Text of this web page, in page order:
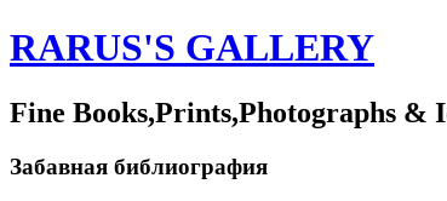
RARUS'S GALLERY
Fine Books,Prints,Photographs &
Забавная библиография